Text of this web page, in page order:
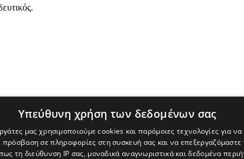
Υπεύθυνη χρήση των δεδομένων σας
μας χρησιμοποιούμε cookies και παρόμοιες τεχνολογίες για
πρόσβαση σε πληροφορίες στη συσκευή σας και να
τη διεύθυνση IP σας, μοναδικά αναγνωριστικά και δεδομένα